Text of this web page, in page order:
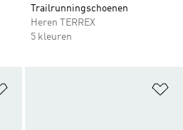
Trailrunningschoenen
Heren TERREX
5 kleuren